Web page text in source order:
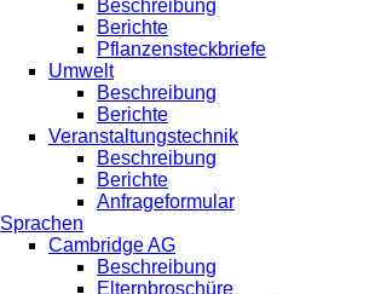
Beschreibung
Berichte
Pflanzensteckbriefe
Umwelt
Beschreibung
Berichte
Veranstaltungstechnik
Beschreibung
Berichte
Anfrageformular
Sprachen
Cambridge AG
Beschreibung
Elternbroschüre